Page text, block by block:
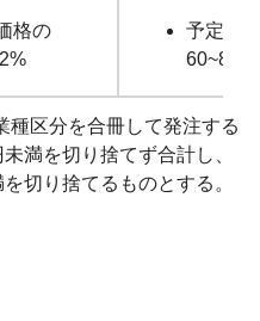
格の
予定価
60~80%
区分を合冊して発注する
満を切り捨てず合計し、
切り捨てるものとする。